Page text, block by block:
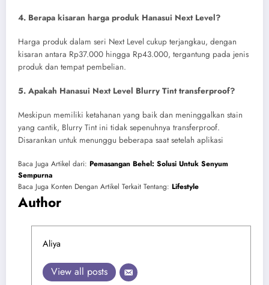
4. Berapa kisaran harga produk Hanasui Next Level?
Harga produk dalam seri Next Level cukup terjangkau, dengan
kisaran antara Rp37.000 hingga Rp43.000, tergantung pada jenis
produk dan tempat pembelian.
5. Apakah Hanasui Next Level Blurry Tint transferproof?
Meskipun memiliki ketahanan yang baik dan meninggalkan stain
yang cantik, Blurry Tint ini tidak sepenuhnya transferproof.
Disarankan untuk menunggu beberapa saat setelah aplikasi
Baca Juga Artikel dari: Pemasangan Behel: Solusi Untuk Senyum
Sempurna
Baca Juga Konten Dengan Artikel Terkait Tentang: Lifestyle
Author
Aliya
View all posts